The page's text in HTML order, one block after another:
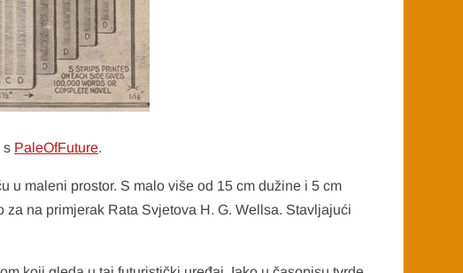
s PaleOfFuture.
maleni prostor. S malo više od 15 cm dužine i 5 cm
na primjerak Rata Svjetova H. G. Wellsa. Stavljajući